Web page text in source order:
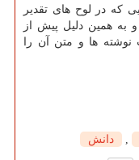
که در لوح های تقدیر
به همین دلیل پیش از
نوشته ها و متن آن را
, دانش